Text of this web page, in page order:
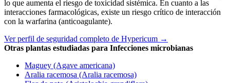
lo que aumenta el riesgo de toxicidad sistémica. En cuanto a las
interacciones farmacológicas, existe un riesgo crítico de interacción
con la warfarina (anticoagulante).
Ver perfil de seguridad completo de Hypericum →
Otras plantas estudiadas para Infecciones microbianas
Maguey (Agave americana)
Aralia racemosa (Aralia racemosa)